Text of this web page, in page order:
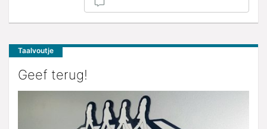
Taalvoutje
Geef terug!